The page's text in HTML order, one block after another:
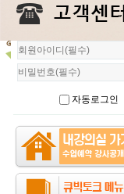
회
원
로
자동로그인